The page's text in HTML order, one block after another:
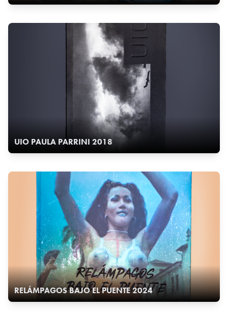
UIO PAULA PARRINI 2018
RELÁMPAGOS BAJO EL PUENTE 2024